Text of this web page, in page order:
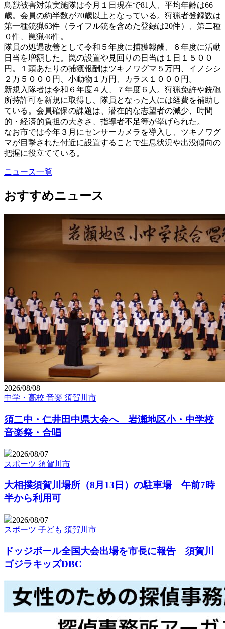
鳥獣被害対策実施隊は今月１日現在で81人、平均年齢は66
歳。会員の約半数が70歳以上となっている。狩猟者登録数は
第一種銃猟63件（ライフル銃を含めた登録は20件）、第二種
０件、罠猟46件。
隊員の処遇改善として令和５年度に捕獲報酬、６年度に活動
日当を増額した。罠の設置や見回りの日当は１日１５００
円。１頭あたりの捕獲報酬はツキノワグマ５万円、イノシシ
２万５０００円、小動物１万円、カラス１０００円。
新規入隊者は令和６年度４人、７年度６人。狩猟免許や銃砲
所持許可を新規に取得し、隊員となった人には経費を補助し
ている。会員確保の課題は、潜在的な志望者の減少、時間
的・経済的負担の大きさ、指導者不足等が挙げられた。
なお市では今年３月にセンサーカメラを導入し、ツキノワグ
マが目撃された付近に設置することで生息状況や出没傾向の
把握に役立てている。
ニュース一覧
おすすめニュース
2026/08/08
中学・高校 音楽 須賀川市
須二中・仁井田中県大会へ 岩瀬地区小・中学校
音楽祭・合唱
2026/08/07
スポーツ 須賀川市
大相撲須賀川場所（8月13日）の駐車場 午前7時
半から利用可
2026/08/07
スポーツ 子ども 須賀川市
ドッジボール全国大会出場を市長に報告 須賀川
ゴジラキッズDBC